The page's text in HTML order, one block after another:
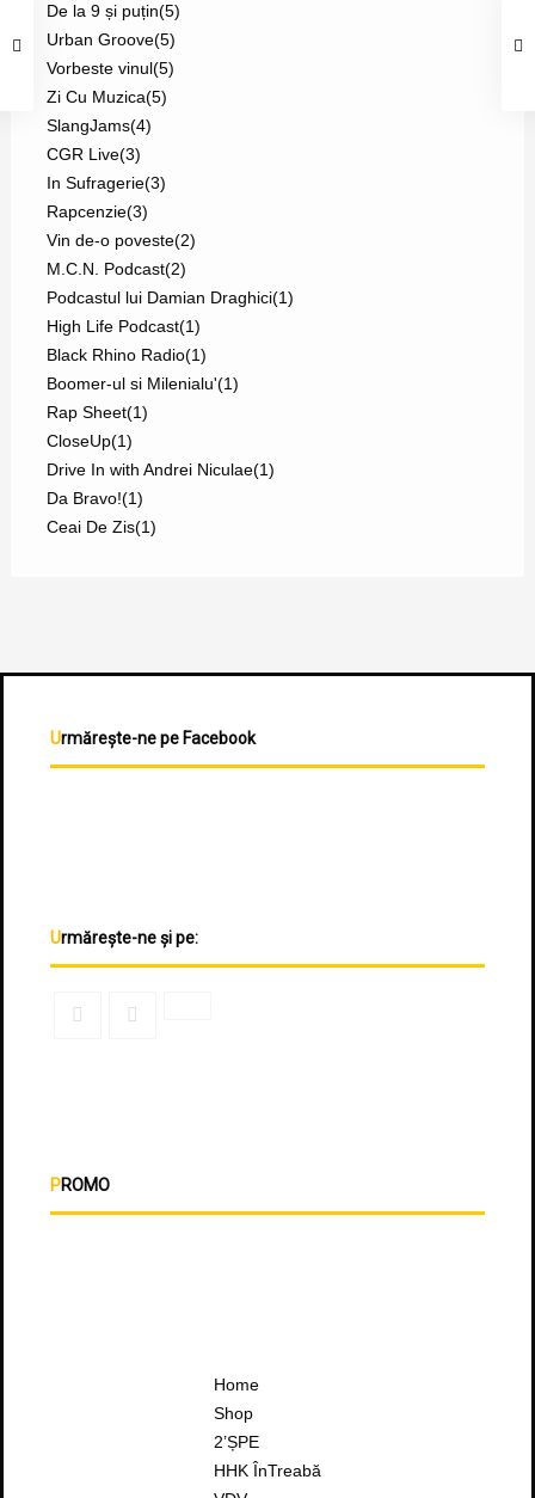
De la 9 și puțin(5)
Urban Groove(5)
Vorbeste vinul(5)
Zi Cu Muzica(5)
SlangJams(4)
CGR Live(3)
In Sufragerie(3)
Rapcenzie(3)
Vin de-o poveste(2)
M.C.N. Podcast(2)
Podcastul lui Damian Draghici(1)
High Life Podcast(1)
Black Rhino Radio(1)
Boomer-ul si Milenialu'(1)
Rap Sheet(1)
CloseUp(1)
Drive In with Andrei Niculae(1)
Da Bravo!(1)
Ceai De Zis(1)
Urmărește-ne pe Facebook
Urmărește-ne și pe:
PROMO
Home
Shop
2’ȘPE
HHK ÎnTreabă